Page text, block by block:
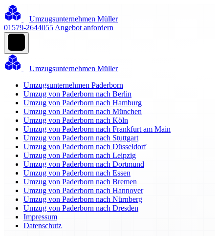
Umzugsunternehmen Müller
01579-2644055 Angebot anfordern
Umzugsunternehmen Müller
Umzugsunternehmen Paderborn
Umzug von Paderborn nach Berlin
Umzug von Paderborn nach Hamburg
Umzug von Paderborn nach München
Umzug von Paderborn nach Köln
Umzug von Paderborn nach Frankfurt am Main
Umzug von Paderborn nach Stuttgart
Umzug von Paderborn nach Düsseldorf
Umzug von Paderborn nach Leipzig
Umzug von Paderborn nach Dortmund
Umzug von Paderborn nach Essen
Umzug von Paderborn nach Bremen
Umzug von Paderborn nach Hannover
Umzug von Paderborn nach Nürnberg
Umzug von Paderborn nach Dresden
Impressum
Datenschutz